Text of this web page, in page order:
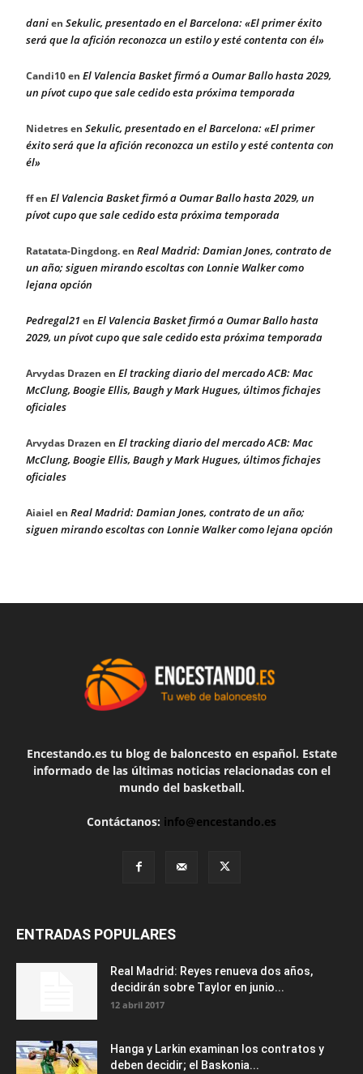
danien Sekulic, presentado en el Barcelona: «El primer éxito
será que la afición reconozca un estilo y esté contenta con él»
Candi10en El Valencia Basket firmó a Oumar Ballo hasta 2029,
un pívot cupo que sale cedido esta próxima temporada
Nidetresen Sekulic, presentado en el Barcelona: «El primer
éxito será que la afición reconozca un estilo y esté contenta con
él»
ffen El Valencia Basket firmó a Oumar Ballo hasta 2029, un
pívot cupo que sale cedido esta próxima temporada
Ratatata-Dingdong.en Real Madrid: Damian Jones, contrato de
un año; siguen mirando escoltas con Lonnie Walker como
lejana opción
Pedregal21 en El Valencia Basket firmó a Oumar Ballo hasta
2029, un pívot cupo que sale cedido esta próxima temporada
Arvydas Drazen en El tracking diario del mercado ACB: Mac
McClung, Boogie Ellis, Baugh y Mark Hugues, últimos fichajes
oficiales
Arvydas Drazen en El tracking diario del mercado ACB: Mac
McClung, Boogie Ellis, Baugh y Mark Hugues, últimos fichajes
oficiales
Aiaiel en Real Madrid: Damian Jones, contrato de un año;
siguen mirando escoltas con Lonnie Walker como lejana opción
Encestando.es tu blog de baloncesto en español. Estate
informado de las últimas noticias relacionadas con el
mundo del basketball.
Contáctanos: info@encestando.es
ENTRADAS POPULARES
Real Madrid: Reyes renueva dos años,
decidirán sobre Taylor en junio...
12 abril 2017
Hanga y Larkin examinan los contratos y
deben decidir; el Baskonia...